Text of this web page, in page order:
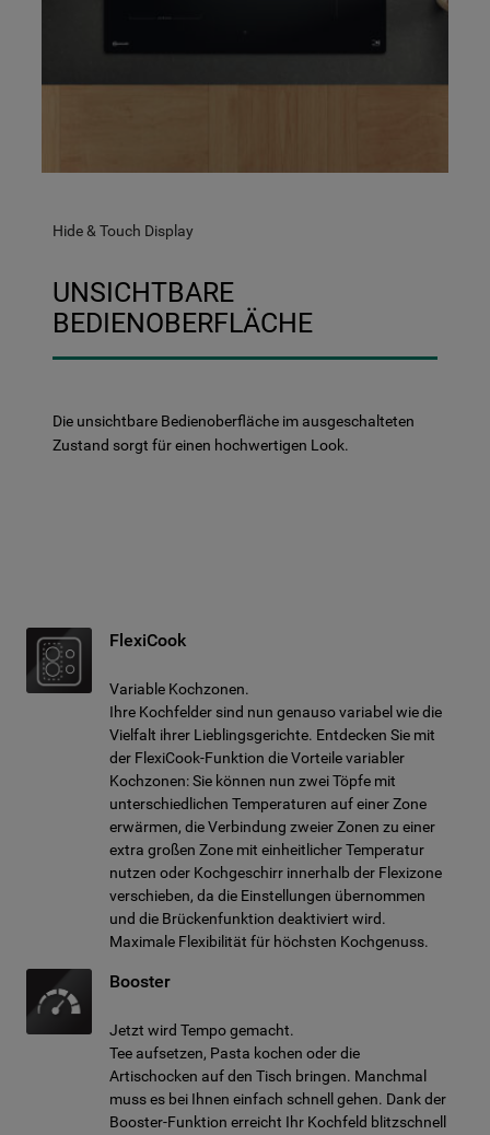
Hide & Touch Display
UNSICHTBARE
BEDIENOBERFLÄCHE
Die unsichtbare Bedienoberfläche im ausgeschalteten
Zustand sorgt für einen hochwertigen Look.
FlexiCook
Variable Kochzonen.
Ihre Kochfelder sind nun genauso variabel wie die
Vielfalt ihrer Lieblingsgerichte. Entdecken Sie mit
der FlexiCook-Funktion die Vorteile variabler
Kochzonen: Sie können nun zwei Töpfe mit
unterschiedlichen Temperaturen auf einer Zone
erwärmen, die Verbindung zweier Zonen zu einer
extra großen Zone mit einheitlicher Temperatur
nutzen oder Kochgeschirr innerhalb der Flexizone
verschieben, da die Einstellungen übernommen
und die Brückenfunktion deaktiviert wird.
Maximale Flexibilität für höchsten Kochgenuss.
Booster
Jetzt wird Tempo gemacht.
Tee aufsetzen, Pasta kochen oder die
Artischocken auf den Tisch bringen. Manchmal
muss es bei Ihnen einfach schnell gehen. Dank der
Booster-Funktion erreicht Ihr Kochfeld blitzschnell